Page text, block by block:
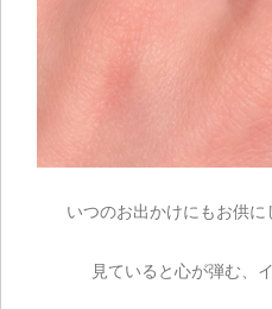
いつのお出かけにもお供に
見ていると心が弾む、